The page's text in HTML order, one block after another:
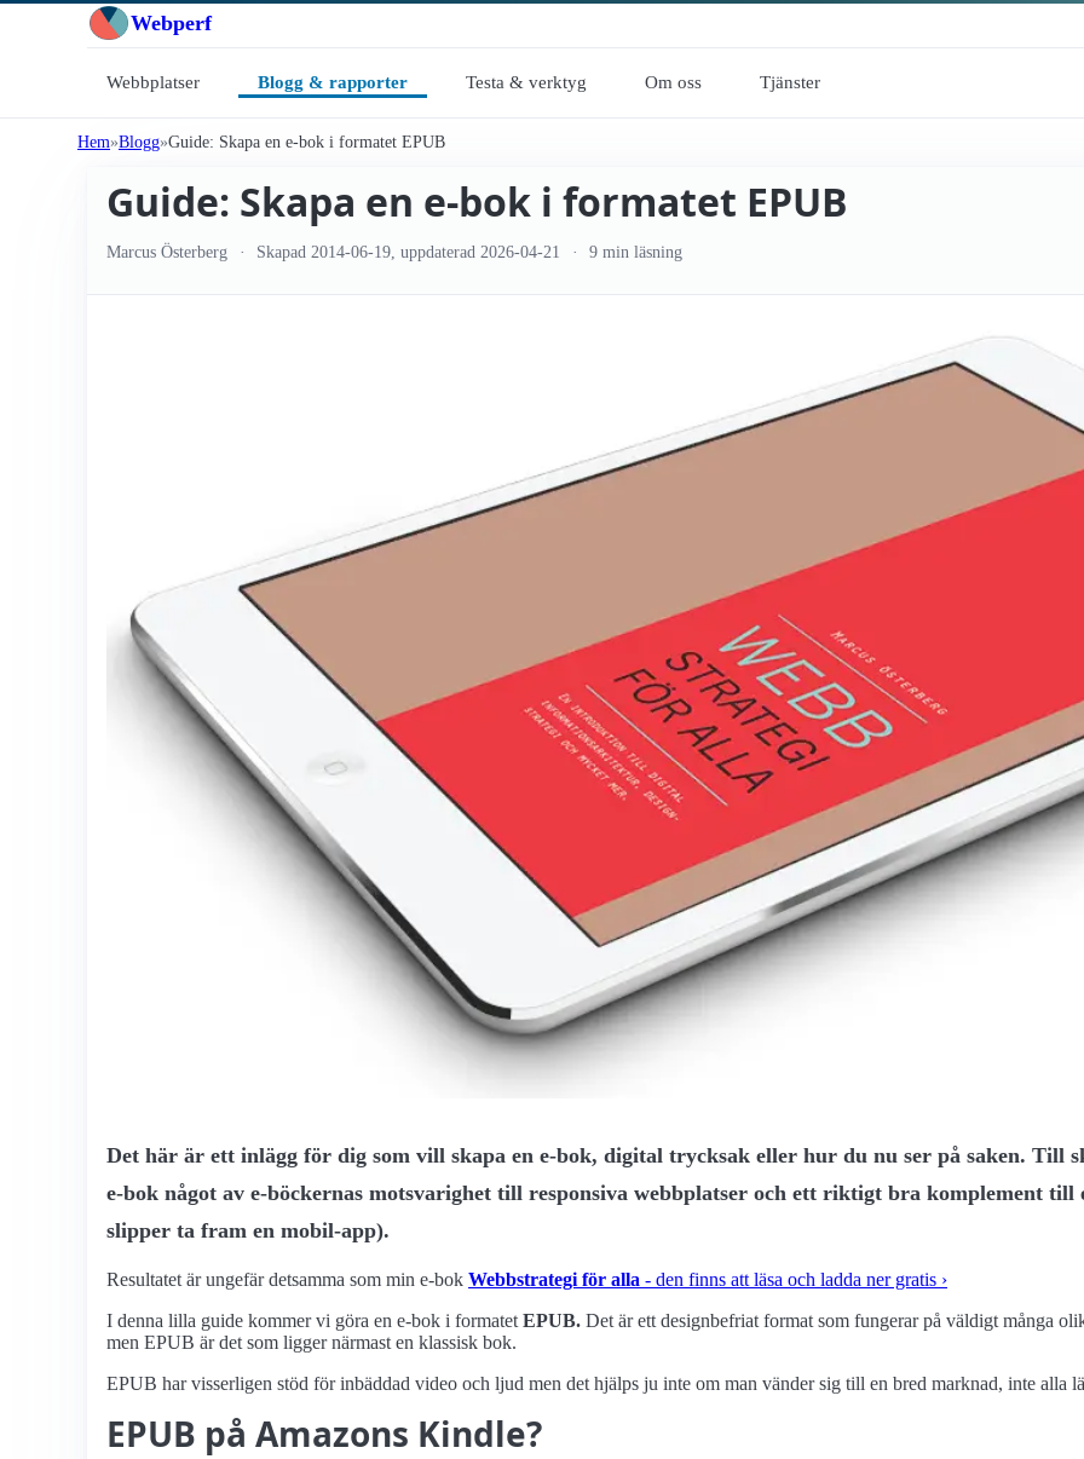
Webperf
Webbplatser Blogg & rapporter Testa & verktyg Om oss Tjänster
Hem Blogg Guide: Skapa en e-bok i formatet EPUB
Guide: Skapa en e-bok i formatet EPUB
Marcus Österberg Skapad 2014-06-19 , uppdaterad 2026-04-21 9 min läsning
Det här är ett inlägg för dig som vill skapa en e-bok, digital trycksak eller hur du nu ser på saken. Till
e-bok något av e-böckernas motsvarighet till responsiva webbplatser och ett riktigt bra komplement
slipper ta fram en mobil-app).
Resultatet är ungefär detsamma som min e-bok Webbstrategi för alla - den finns att läsa och ladda ner gratis ›
I denna lilla guide kommer vi göra en e-bok i formatet EPUB. Det är ett designbefriat format som fungerar på väldigt många
men EPUB är det som ligger närmast en klassisk bok.
EPUB har visserligen stöd för inbäddad video och ljud men det hjälps ju inte om man vänder sig till en bred marknad, inte alla
EPUB på Amazons Kindle?